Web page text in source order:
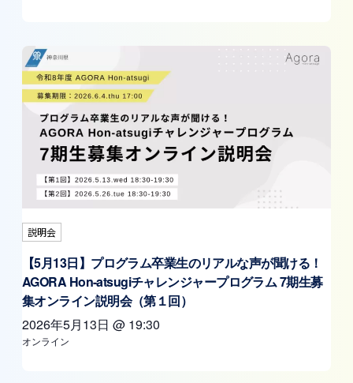
説明会
【5月13日】プログラム卒業生のリアルな声が聞ける！
AGORA Hon-atsugiチャレンジャープログラム 7期生募
集オンライン説明会（第１回）
2026年5月13日 @ 19:30
オンライン